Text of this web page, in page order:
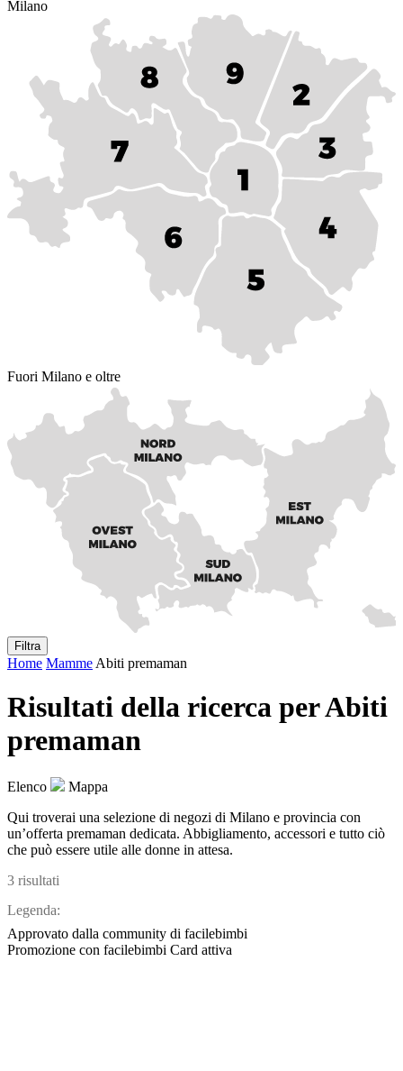
Milano
Fuori Milano e oltre
Filtra
Home Mamme Abiti premaman
Risultati della ricerca per Abiti
premaman
Elenco
Mappa
Qui troverai una selezione di negozi di Milano e provincia con
un’offerta premaman dedicata. Abbigliamento, accessori e tutto ciò
che può essere utile alle donne in attesa.
3 risultati
Legenda:
Approvato dalla community di facilebimbi
Promozione con facilebimbi Card attiva